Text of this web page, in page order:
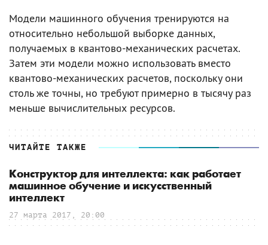
Модели машинного обучения тренируются на
относительно небольшой выборке данных,
получаемых в квантово-механических расчетах.
Затем эти модели можно использовать вместо
квантово-механических расчетов, поскольку они
столь же точны, но требуют примерно в тысячу раз
меньше вычислительных ресурсов.
ЧИТАЙТЕ ТАКЖЕ
Конструктор для интеллекта: как работает
машинное обучение и искусственный
интеллект
27 марта 2017, 20:00